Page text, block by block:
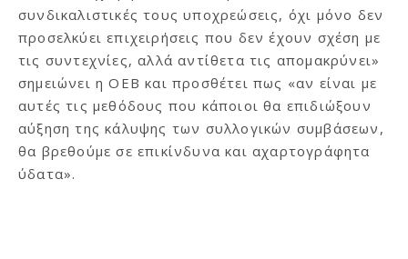
συνδικαλιστικές τους υποχρεώσεις, όχι μόνο δεν
προσελκύει επιχειρήσεις που δεν έχουν σχέση με
τις συντεχνίες, αλλά αντίθετα τις απομακρύνει»
σημειώνει η ΟΕΒ και προσθέτει πως «αν είναι με
αυτές τις μεθόδους που κάποιοι θα επιδιώξουν
αύξηση της κάλυψης των συλλογικών συμβάσεων,
θα βρεθούμε σε επικίνδυνα και αχαρτογράφητα
ύδατα».